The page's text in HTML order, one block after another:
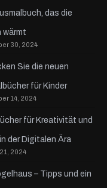
das die
wärmt
30, 2024
Sie die neuen
für Kinder
14, 2024
für Kreativität und
der Digitalen Ära
2024
– Tipps und ein